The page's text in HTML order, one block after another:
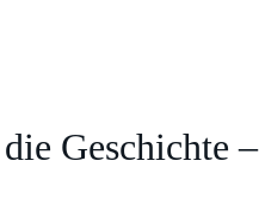
Geschichte –